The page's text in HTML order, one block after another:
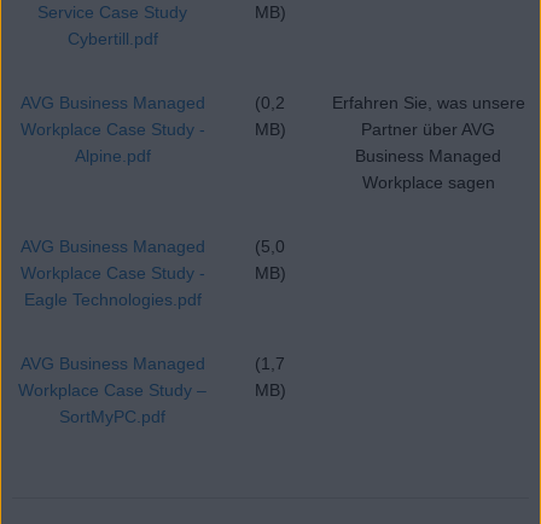
Service Case Study
Cybertill.pdf
MB)
AVG Business Managed
Workplace Case Study -
Alpine.pdf
(0,2
MB)
Erfahren Sie, was unsere
Partner über AVG
Business Managed
Workplace sagen
AVG Business Managed
Workplace Case Study -
Eagle Technologies.pdf
(5,0
MB)
AVG Business Managed
Workplace Case Study –
SortMyPC.pdf
(1,7
MB)